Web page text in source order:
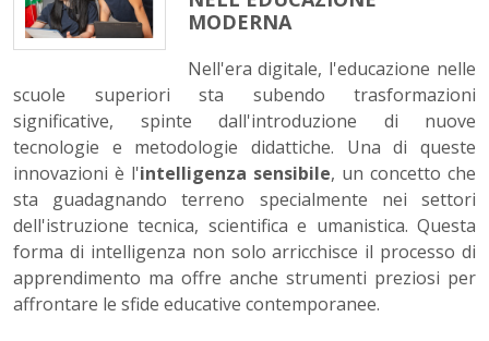
MODERNA
Nell'era digitale, l'educazione nelle
scuole superiori sta subendo trasformazioni
significative, spinte dall'introduzione di nuove
tecnologie e metodologie didattiche. Una di queste
innovazioni è l'intelligenza sensibile, un concetto che
sta guadagnando terreno specialmente nei settori
dell'istruzione tecnica, scientifica e umanistica. Questa
forma di intelligenza non solo arricchisce il processo di
apprendimento ma offre anche strumenti preziosi per
affrontare le sfide educative contemporanee.